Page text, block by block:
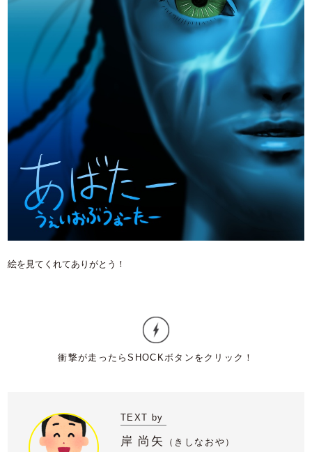
絵を見てくれてありがとう！
TEXT by
岸 尚矢 （ きしなおや）